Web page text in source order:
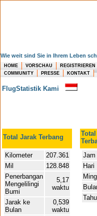
Wie weit sind Sie in Ihrem Leben
HOME VORSCHAU REGISTRIEREN
COMMUNITY
PRESSE KONTAKT
FlugStatistik Kami
Total Jarak Terbang
Kilometer
207.361
Mil
128.848
Penerbangan
Mengelilingi
Bumi
5,17
waktu
Jarak ke
Bulan
0,539
waktu
Jam
Hari